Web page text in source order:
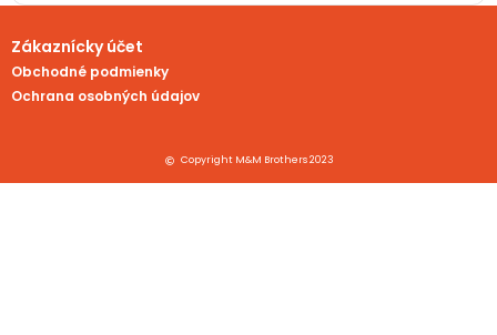
Zákaznícky účet
Obchodné podmienky
Ochrana osobných údajov
Copyright M&M Brothers 2023